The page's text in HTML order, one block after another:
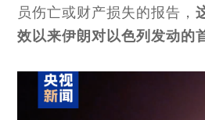
员伤亡或财产损失的报告，
效以来伊朗对以色列发动的